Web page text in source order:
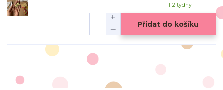
1-2 týdny
Přidat do košíku